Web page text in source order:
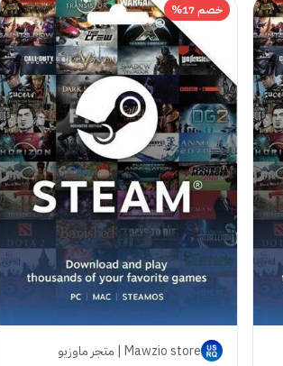
خصم 17%
Mawzio store | متجر ماوزيو